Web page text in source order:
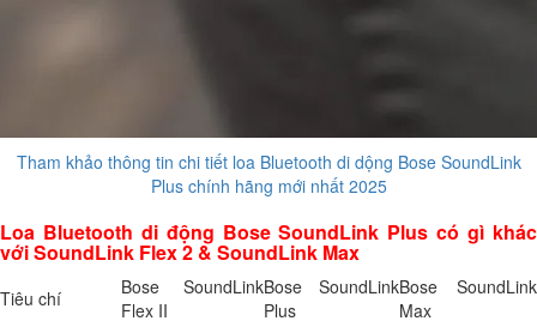
Tham khảo thông tin chi tiết loa Bluetooth di dộng Bose SoundLink
Plus chính hãng mới nhất 2025
Loa Bluetooth di động Bose SoundLink Plus có gì khác
với SoundLink Flex 2 & SoundLink Max
Tiêu chí
Bose SoundLink
Flex II
Bose SoundLink
Plus
Bose SoundLink
Max